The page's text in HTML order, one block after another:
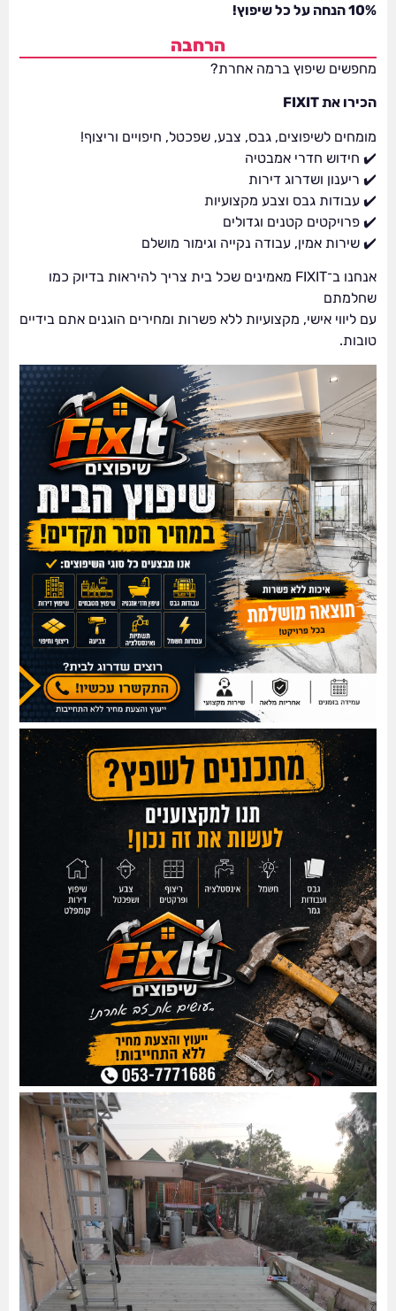
10% הנחה על כל שיפוץ!
הרחבה
מחפשים שיפוץ ברמה אחרת?
הכירו את FIXIT
מומחים לשיפוצים, גבס, צבע, שפכטל, חיפויים וריצוף!
✔️ חידוש חדרי אמבטיה
✔️ ריענון ושדרוג דירות
✔️ עבודות גבס וצבע מקצועיות
✔️ פרויקטים קטנים וגדולים
✔️ שירות אמין, עבודה נקייה וגימור מושלם
אנחנו ב־FIXIT מאמינים שכל בית צריך להיראות בדיוק כמו
שחלמתם
עם ליווי אישי, מקצועיות ללא פשרות ומחירים הוגנים אתם בידיים
טובות.